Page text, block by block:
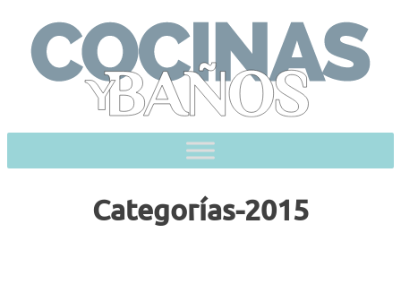
content
Categorías-2015